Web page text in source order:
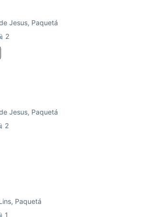
Jesus, Paquetá
2
Jesus, Paquetá
2
Paquetá
1